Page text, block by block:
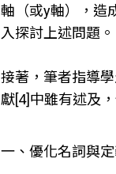
軸（或y軸），造
入探討上述問題。
接著，筆者指導
獻[4]中雖有述及
一、優化名詞與